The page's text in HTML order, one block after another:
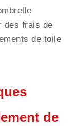
des frais de
de toile
de